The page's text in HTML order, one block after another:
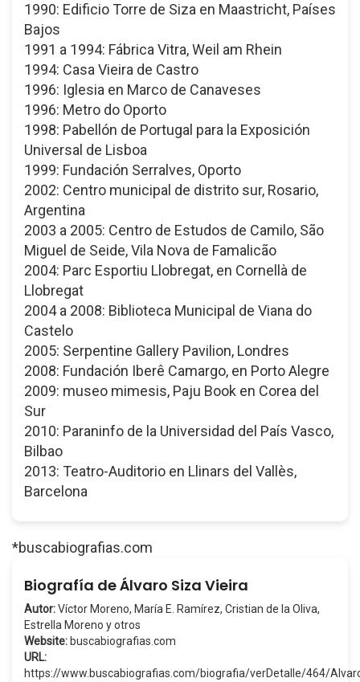
1990: Edificio Torre de Siza en Maastricht, Países
Bajos
1991 a 1994: Fábrica Vitra, Weil am Rhein
1994: Casa Vieira de Castro
1996: Iglesia en Marco de Canaveses
1996: Metro do Oporto
1998: Pabellón de Portugal para la Exposición
Universal de Lisboa
1999: Fundación Serralves, Oporto
2002: Centro municipal de distrito sur, Rosario,
Argentina
2003 a 2005: Centro de Estudos de Camilo, São
Miguel de Seide, Vila Nova de Famalicão
2004: Parc Esportiu Llobregat, en Cornellà de
Llobregat
2004 a 2008: Biblioteca Municipal de Viana do
Castelo
2005: Serpentine Gallery Pavilion, Londres
2008: Fundación Iberê Camargo, en Porto Alegre
2009: museo mimesis, Paju Book en Corea del
Sur
2010: Paraninfo de la Universidad del País Vasco,
Bilbao
2013: Teatro-Auditorio en Llinars del Vallès,
Barcelona
*buscabiografias.com
Biografía de Álvaro Siza Vieira
Autor:Víctor Moreno, María E. Ramírez, Cristian de la Oliva,
Estrella Moreno y otros
Website: buscabiografias.com
URL:
https://www.buscabiografias.com/biografia/verDetalle/464/